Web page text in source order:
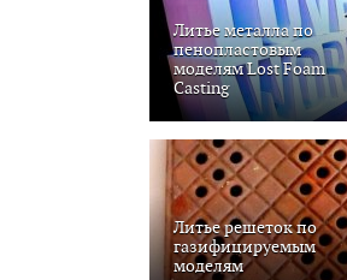
Литье металла по
пенопластовым
моделям Lost Foam
Casting
Литье решеток по
газифицируемым
моделям